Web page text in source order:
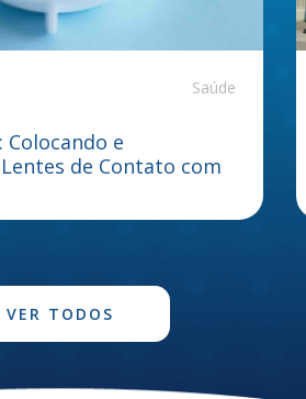
Saúde
Colocando e
de Contato com
VER TODOS